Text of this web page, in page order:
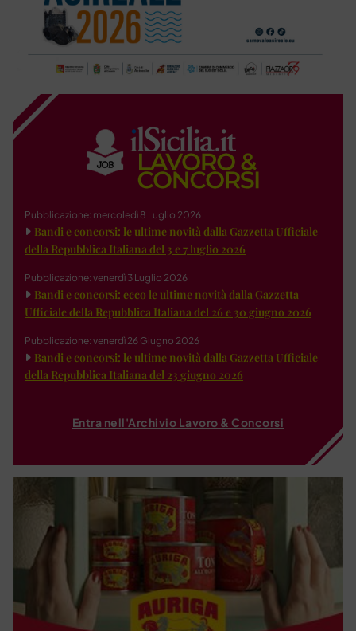
Pubblicazione: mercoledì 8 Luglio 2026
Bandi e concorsi: le ultime novità dalla Gazzetta Ufficiale
della Repubblica Italiana del 3 e 7 luglio 2026
Pubblicazione: venerdì 3 Luglio 2026
Bandi e concorsi: ecco le ultime novità dalla Gazzetta
Ufficiale della Repubblica Italiana del 26 e 30 giugno 2026
Pubblicazione: venerdì 26 Giugno 2026
Bandi e concorsi: le ultime novità dalla Gazzetta Ufficiale
della Repubblica Italiana del 23 giugno 2026
Entra nell'Archivio Lavoro & Concorsi